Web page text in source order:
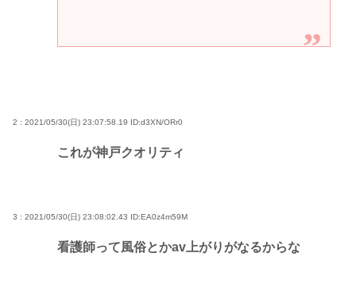
2 : 2021/05/30(日) 23:07:58.19 ID:d3XN/ORr0
これが神戸クオリティ
3 : 2021/05/30(日) 23:08:02.43 ID:EA0z4m59M
看護師って風俗とかav上がりがなるからな